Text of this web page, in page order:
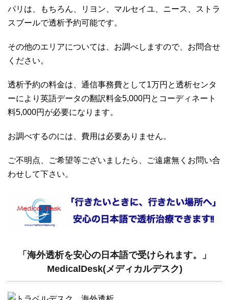
パリは、もちろん、リヨン、マルセイユ、ニース、ストラ
スブールで透析予約可能です。
その他のエリアについては、お調べしますので、お問合せ
ください。
透析予約の料金は、通信事務費として1万円と透析センタ
ーにより英語データの翻訳料金5,000円とコーディネート
料5,000円が必要になります。
お調べするのには、費用は必要ありません。
ご不明点、ご希望等ございましたら、ご遠慮無くお問い合
わせして下さい。
「海外透析を安心の日本語で受けられます。」
MedicalDesk(メディカルデスク)